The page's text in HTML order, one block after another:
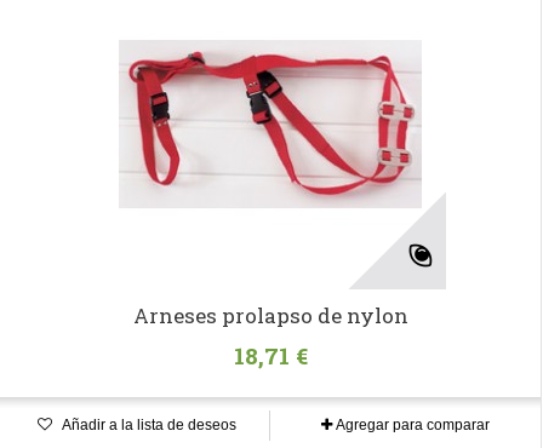
Arneses prolapso de nylon
18,71 €
Añadir a la lista de deseos Agregar para comparar